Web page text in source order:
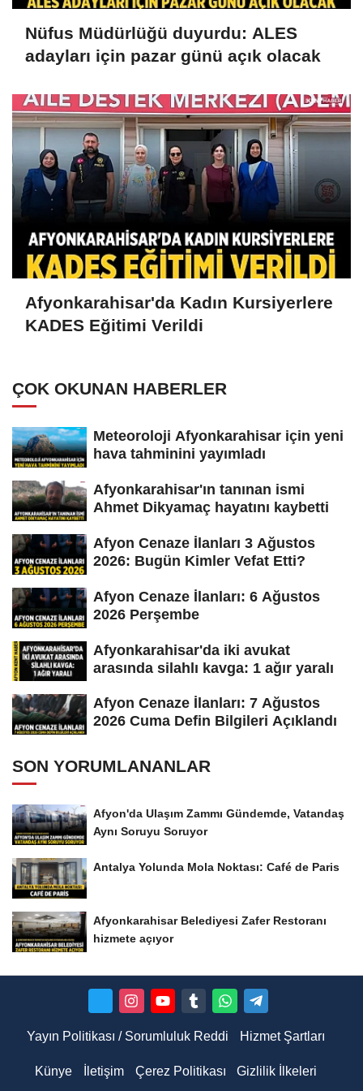
Nüfus Müdürlüğü duyurdu: ALES
adayları için pazar günü açık olacak
Afyonkarahisar'da Kadın Kursiyerlere
KADES Eğitimi Verildi
ÇOK OKUNAN HABERLER
Meteoroloji Afyonkarahisar için yeni
hava tahminini yayımladı
Afyonkarahisar'ın tanınan ismi
Ahmet Dikyamaç hayatını kaybetti
Afyon Cenaze İlanları 3 Ağustos
2026: Bugün Kimler Vefat Etti?
Afyon Cenaze İlanları: 6 Ağustos
2026 Perşembe
Afyonkarahisar'da iki avukat
arasında silahlı kavga: 1 ağır yaralı
Afyon Cenaze İlanları: 7 Ağustos
2026 Cuma Defin Bilgileri Açıklandı
SON YORUMLANANLAR
Afyon'da Ulaşım Zammı Gündemde, Vatandaş
Aynı Soruyu Soruyor
Antalya Yolunda Mola Noktası: Café de Paris
Afyonkarahisar Belediyesi Zafer Restoranı
hizmete açıyor
Yayın Politikası / Sorumluluk Reddi Hizmet Şartları
Künye İletişim Çerez Politikası Gizlilik İlkeleri